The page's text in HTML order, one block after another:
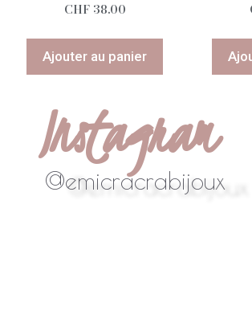
CHF38.00
Ajouter au panier
Instagram
@emicracrabijoux
#handmade